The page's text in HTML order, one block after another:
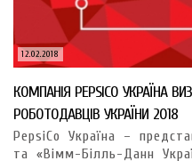
12.02.2018
КОМПАНІЯ PEPSICO УКРАЇНА
РОБОТОДАВЦІВ УКРАЇНИ 2018
PepsiCo Україна –
та «Вімм-Білль-Данн